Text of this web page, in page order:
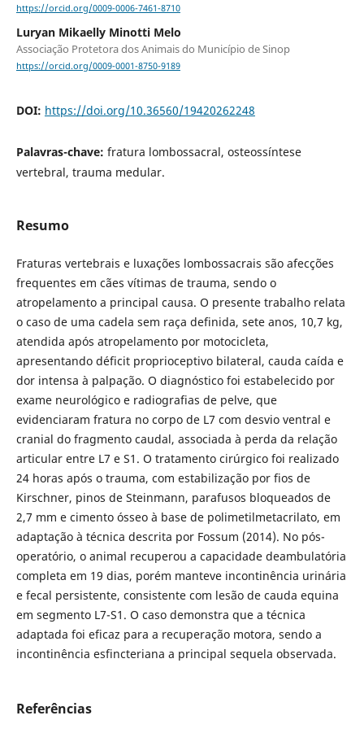
https://orcid.org/0009-0006-7461-8710
Luryan Mikaelly Minotti Melo
Associação Protetora dos Animais do Município de Sinop
https://orcid.org/0009-0001-8750-9189
DOI: https://doi.org/10.36560/19420262248
Palavras-chave: fratura lombossacral, osteossíntese
vertebral, trauma medular.
Resumo
Fraturas vertebrais e luxações lombossacrais são afecções
frequentes em cães vítimas de trauma, sendo o
atropelamento a principal causa. O presente trabalho relata
o caso de uma cadela sem raça definida, sete anos, 10,7 kg,
atendida após atropelamento por motocicleta,
apresentando déficit proprioceptivo bilateral, cauda caída e
dor intensa à palpação. O diagnóstico foi estabelecido por
exame neurológico e radiografias de pelve, que
evidenciaram fratura no corpo de L7 com desvio ventral e
cranial do fragmento caudal, associada à perda da relação
articular entre L7 e S1. O tratamento cirúrgico foi realizado
24 horas após o trauma, com estabilização por fios de
Kirschner, pinos de Steinmann, parafusos bloqueados de
2,7 mm e cimento ósseo à base de polimetilmetacrilato, em
adaptação à técnica descrita por Fossum (2014). No pós-
operatório, o animal recuperou a capacidade deambulatória
completa em 19 dias, porém manteve incontinência urinária
e fecal persistente, consistente com lesão de cauda equina
em segmento L7-S1. O caso demonstra que a técnica
adaptada foi eficaz para a recuperação motora, sendo a
incontinência esfincteriana a principal sequela observada.
Referências